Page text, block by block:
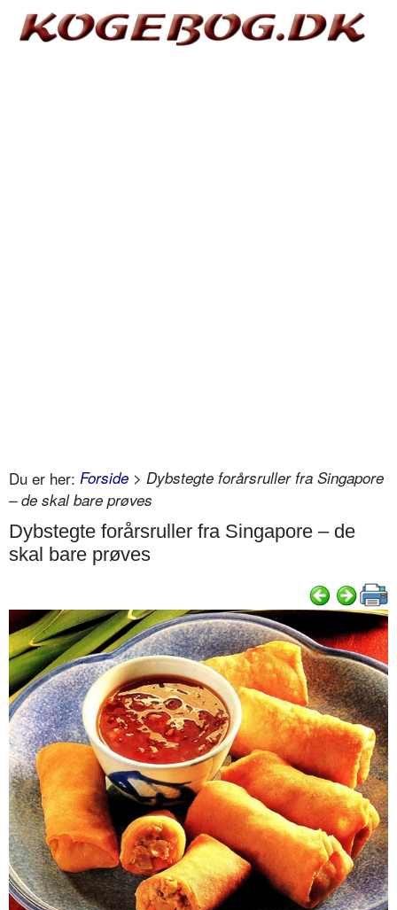
Du er her: Forside > Dybstegte forårsruller fra Singapore
– de skal bare prøves
Dybstegte forårsruller fra Singapore – de
skal bare prøves